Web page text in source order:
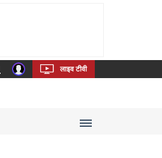
Kannada Malayalam
लाइव टीवी